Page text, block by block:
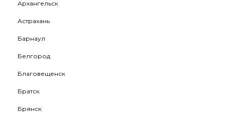
Архангельск
Астрахань
Барнаул
Белгород
Благовещенск
Братск
Брянск